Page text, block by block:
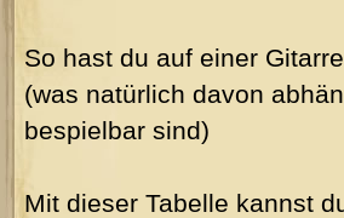
So hast du auf einer
(was natürlich davon
bespielbar sind)
Mit dieser Tabelle kannst